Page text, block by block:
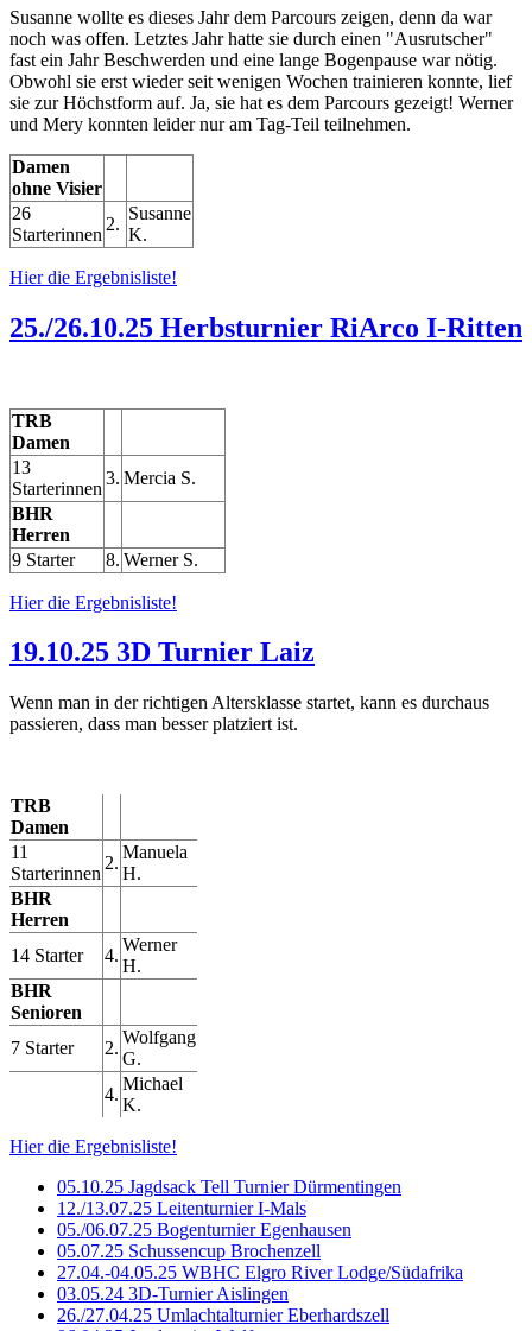
Susanne wollte es dieses Jahr dem Parcours zeigen, denn da war
noch was offen. Letztes Jahr hatte sie durch einen "Ausrutscher"
fast ein Jahr Beschwerden und eine lange Bogenpause war nötig.
Obwohl sie erst wieder seit wenigen Wochen trainieren konnte, lief
sie zur Höchstform auf. Ja, sie hat es dem Parcours gezeigt! Werner
und Mery konnten leider nur am Tag-Teil teilnehmen.
Damen
ohne Visier
26
Starterinnen
2.
Susanne
K.
Hier die Ergebnisliste!
25./26.10.25 Herbsturnier RiArco I-Ritten
TRB
Damen
13
Starterinnen
3. Mercia S.
BHR
Herren
9 Starter
8. Werner S.
Hier die Ergebnisliste!
19.10.25 3D Turnier Laiz
Wenn man in der richtigen Altersklasse startet, kann es durchaus
passieren, dass man besser platziert ist.
TRB
Damen
11
Starterinnen
2.
Manuela
H.
BHR
Herren
14 Starter
4.
Werner
H.
BHR
Senioren
7 Starter
2.
Wolfgang
G.
4.
Michael
K.
Hier die Ergebnisliste!
05.10.25 Jagdsack Tell Turnier Dürmentingen
12./13.07.25 Leitenturnier I-Mals
05./06.07.25 Bogenturnier Egenhausen
05.07.25 Schussencup Brochenzell
27.04.-04.05.25 WBHC Elgro River Lodge/Südafrika
03.05.24 3D-Turnier Aislingen
26./27.04.25 Umlachtalturnier Eberhardszell